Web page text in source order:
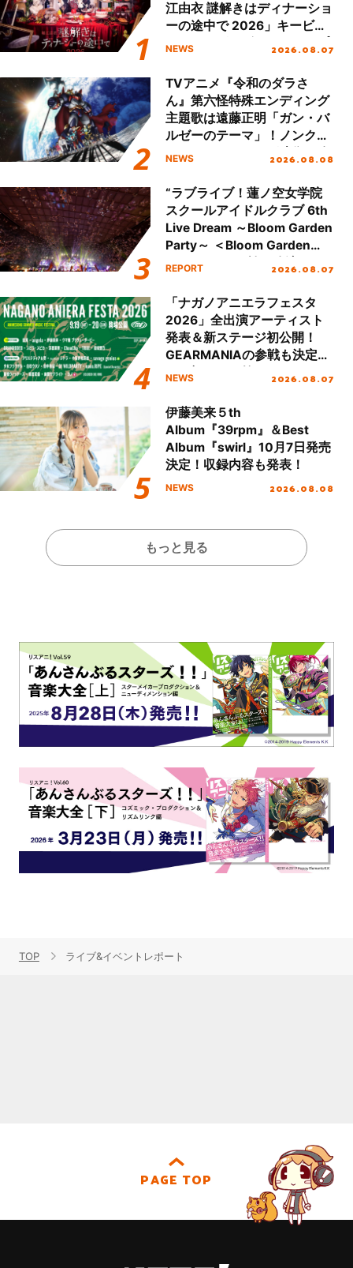
江由衣 謎解きはディナーショ
ーの途中で 2026」キービジ
ュアル＆グッズラインナップ
NEWS 2026.08.07
TVアニメ『令和のダラさ
ん』第六怪特殊エンディング
主題歌は遠藤正明「ガン・バ
ルゼーのテーマ」！ノンクレ
ジットエンディング映像も公
NEWS 2026.08.08
“ラブライブ！蓮ノ空女学院
スクールアイドルクラブ 6th
Live Dream ～Bloom Garden
Party～ ＜Bloom Garden
Party Stage／埼玉公演＞”
REPORT 2026.08.07
「ナガノアニエラフェスタ
2026」全出演アーティスト
発表＆新ステージ初公開！
GEARMANIAの参戦も決定
し、初となる第3ステージの
NEWS 2026.08.07
伊藤美来５th
Album『39rpm』＆Best
Album『swirl』10月7日発売
決定！収録内容も発表！
NEWS 2026.08.08
もっと見る
TOP ライブ&イベントレポート
PAGE TOP